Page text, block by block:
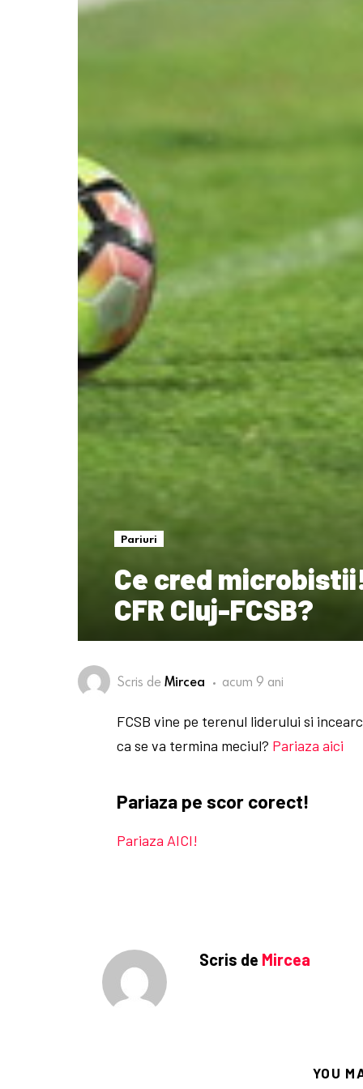
Pariuri
Ce cred
CFR Cluj-FCSB?
Scris de Mircea acum 9 ani
FCSB vine pe terenul liderului si
ca se va termina meciul? Pariaza aici
Pariaza pe scor corect!
Pariaza AICI!
Scris de Mircea
YOU